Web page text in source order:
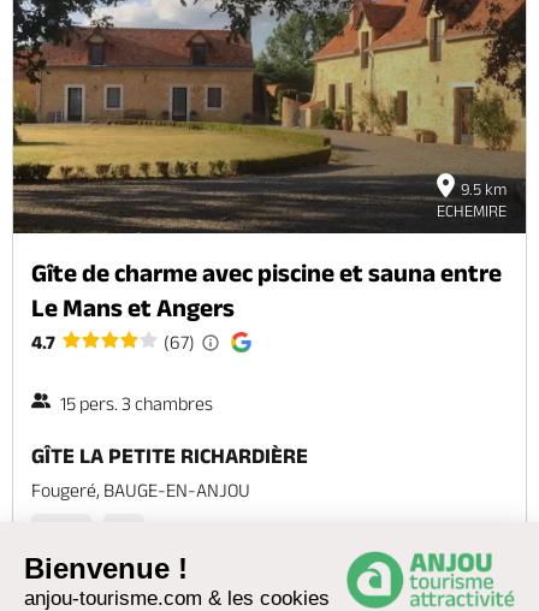
Bienvenue !
anjou-tourisme.com & les cookies
9.5 km
ECHEMIRE
Gîte de charme avec piscine et sauna entre
Le Mans et Angers
4.7 (67)
15 pers. 3 chambres
GÎTE LA PETITE RICHARDIÈRE
Fougeré, BAUGE-EN-ANJOU
Réserver